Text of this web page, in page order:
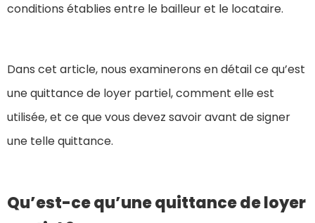
conditions établies entre le bailleur et le locataire.
Dans cet article, nous examinerons en détail ce qu’est
une quittance de loyer partiel, comment elle est
utilisée, et ce que vous devez savoir avant de signer
une telle quittance.
Qu’est-ce qu’une quittance de loyer